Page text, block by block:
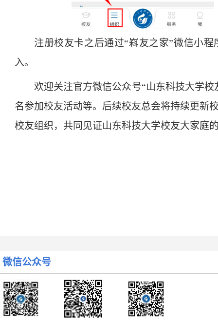
注册校友卡之后通过“嵙友之家”微信小
入。
欢迎关注官方微信公众号“山东科技大学
名参加校友活动等。后续校友总会将持续更新
校友组织，共同见证山东科技大学校友大家庭
微信公众号